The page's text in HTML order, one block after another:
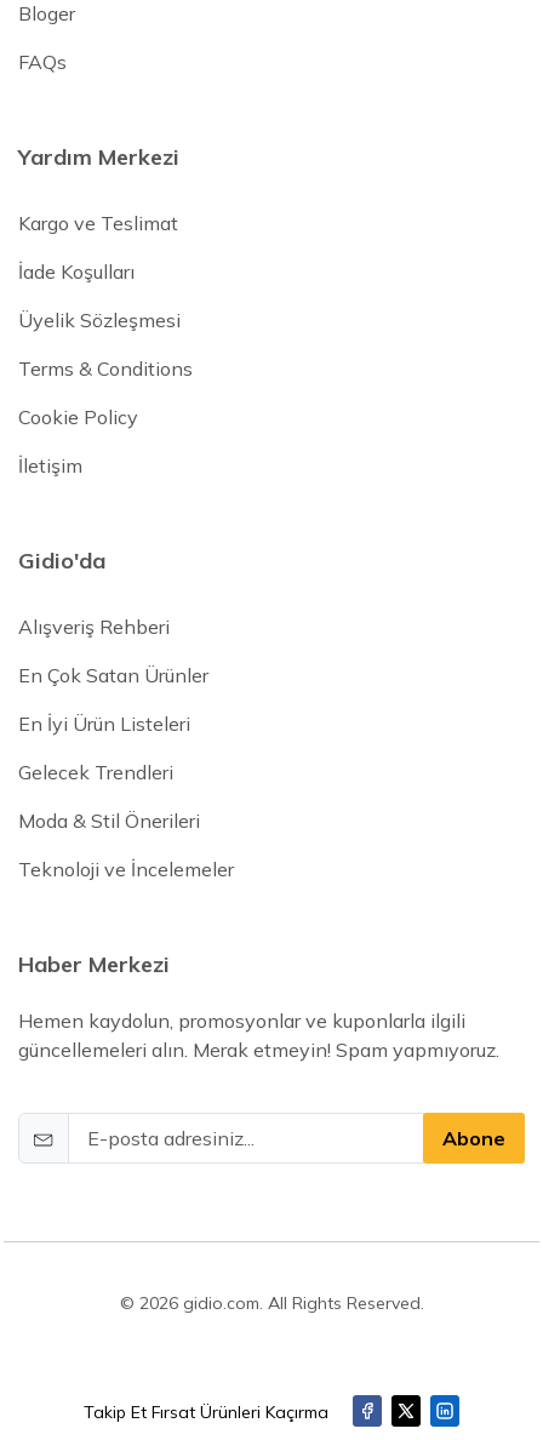
Bloger
FAQs
Yardım Merkezi
Kargo ve Teslimat
İade Koşulları
Üyelik Sözleşmesi
Terms & Conditions
Cookie Policy
İletişim
Gidio'da
Alışveriş Rehberi
En Çok Satan Ürünler
En İyi Ürün Listeleri
Gelecek Trendleri
Moda & Stil Önerileri
Teknoloji ve İncelemeler
Haber Merkezi
Hemen kaydolun, promosyonlar ve kuponlarla ilgili
güncellemeleri alın. Merak etmeyin! Spam yapmıyoruz.
Abone
© 2026 gidio.com. All Rights Reserved.
Takip Et Fırsat Ürünleri Kaçırma